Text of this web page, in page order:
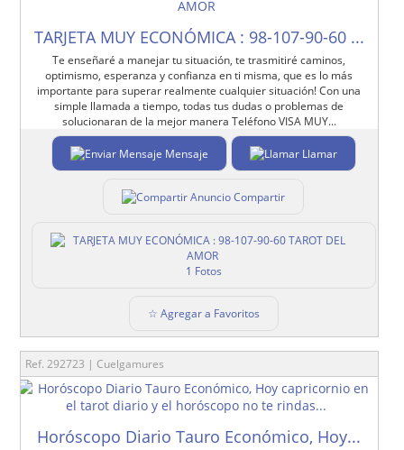
TARJETA MUY ECONÓMICA : 98-107-90-60 ...
Te enseñaré a manejar tu situación, te trasmitiré caminos,
optimismo, esperanza y confianza en ti misma, que es lo más
importante para superar realmente cualquier situación! Con una
simple llamada a tiempo, todas tus dudas o problemas de
solucionaran de la mejor manera Teléfono VISA MUY...
Mensaje Llamar
Compartir
1 Fotos
☆ Agregar a Favoritos
Ref. 292723 | Cuelgamures
Horóscopo Diario Tauro Económico, Hoy...